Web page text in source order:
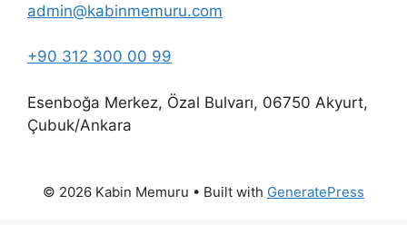
admin@kabinmemuru.com
+90 312 300 00 99
Esenboğa Merkez, Özal Bulvarı, 06750 Akyurt,
Çubuk/Ankara
© 2026 Kabin Memuru • Built with GeneratePress